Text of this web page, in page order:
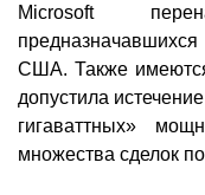
Microsoft
США. Также имеются
допустила
гигаваттных»
множества сделок